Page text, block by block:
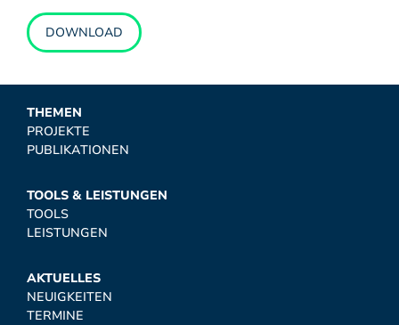
DOWNLOAD
THEMEN
PROJEKTE
PUBLIKATIONEN
TOOLS & LEISTUNGEN
TOOLS
LEISTUNGEN
AKTUELLES
NEUIGKEITEN
TERMINE